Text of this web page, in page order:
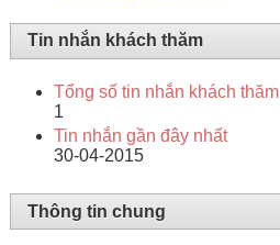
Tin nhắn khách thăm
Tổng số tin nhắn khách thăm
1
Tin nhắn gần đây nhất
30-04-2015
Thông tin chung